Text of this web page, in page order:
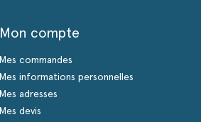
Mon compte
Mes commandes
Mes informations personnelles
Mes adresses
Mes devis